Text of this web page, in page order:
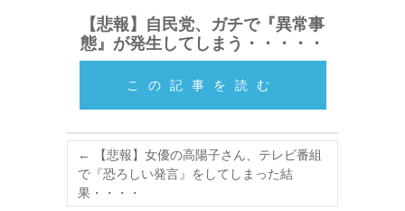
【悲報】自民党、ガチで『異常事
態』が発生してしまう・・・・・
この記事を読む
←
【悲報】女優の高陽子さん、テレビ番組
で『恐ろしい発言』をしてしまった結
果・・・・